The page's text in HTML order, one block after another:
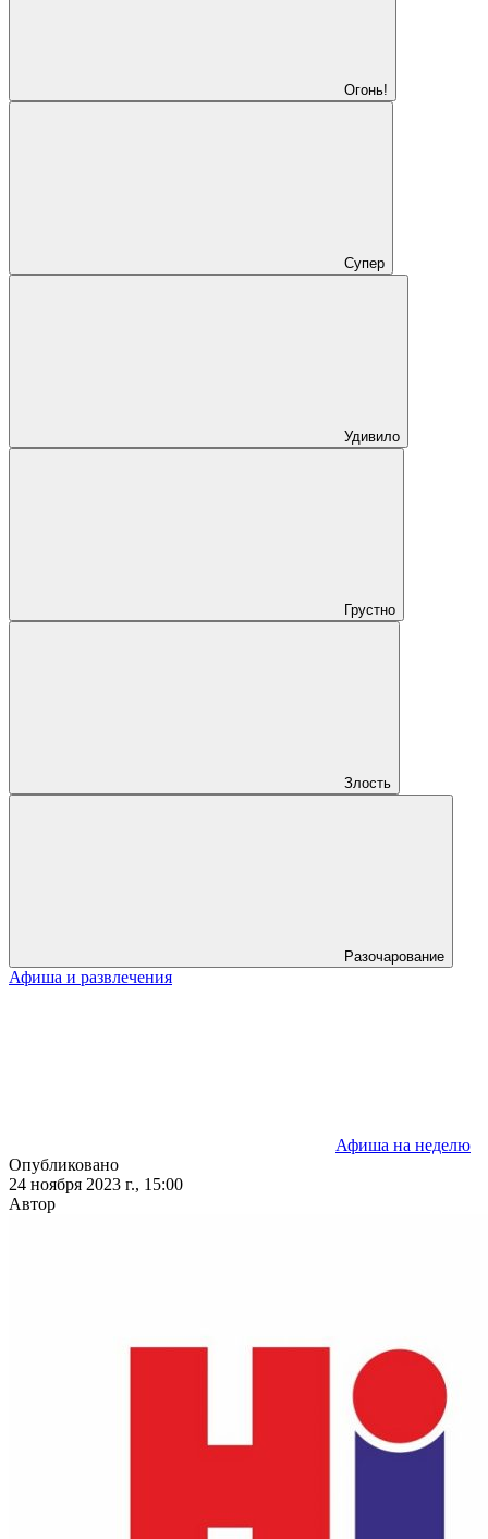
Огонь!
Супер
Удивило
Грустно
Злость
Разочарование
Афиша и развлечения
Афиша на неделю
Опубликовано
24 ноября 2023 г., 15:00
Автор